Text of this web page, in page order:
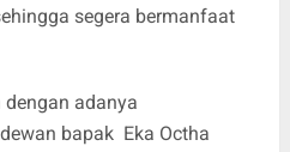
segera bermanfaat
adanya
bapak Eka Octha